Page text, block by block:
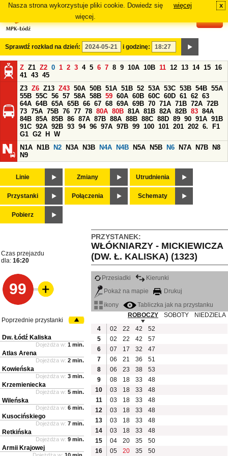
Nasza strona wykorzystuje pliki cookie. Dowiedz się
więcej.
więcej x
Sprawdź rozkład na dzień: i godzinę:
Z Z1 Z2 0 1 2 3 4 5 6 7 8 9 10A 10B 11 12 13 14 15 16
41 43 45
Z3 Z6 Z13 Z43 50A 50B 51A 51B 52 53A 53C 53B 54B 55A
55B 55C 56 57 58A 58B 59 60A 60B 60C 60D 61 62 63
64A 64B 65A 65B 66 67 68 69A 69B 70 71A 71B 72A 72B
73 75A 75B 76 77 78 80A 80B 81A 81B 82A 82B 83 84A
84B 85A 85B 86 87A 87B 88A 88B 88C 88D 89 90 91A 91B
91C 92A 92B 93 94 96 97A 97B 99 100 101 201 202 6.
F1
G1 G2 H
W
N1A
N1B N2 N3A N3B N4A N4B N5A N5B N6 N7A N7B
N8
N9
Linie Zmiany Utrudnienia
Przystanki Połączenia Schematy
Pobierz
PRZYSTANEK:
WŁÓKNIARZY - MICKIEWICZA
(DW. Ł. KALISKA) (1323)
Czas przejazdu
dla: 16:20
99
Przesiadki
Kierunki
Pokaż na mapie
Drukuj
ikony
Tabliczka jak na przystanku
ROBOCZY
SOBOTY
NIEDZIELA
4
02 22 42
52
5
02 22 42
57
6
07 17 32
47
7
06 21 36
51
8
06 23 38
53
9
08 18 33
48
10
03 18 33
48
11
03 18 33
48
12
03 18 33
48
13
03 18 33
48
14
03 18 33
48
15
04 20 35
50
16
05 20 35 50
Poprzednie przystanki
Dw. Łódź Kaliska
Dojeżdża w: 1 min.
Atlas Arena
Dojeżdża w: 2 min.
Kowieńska
Dojeżdża w: 3 min.
Krzemieniecka
Dojeżdża w: 5 min.
Wileńska
Dojeżdża w: 6 min.
Kusocińskiego
Dojeżdża w: 7 min.
Retkińska
Dojeżdża w: 9 min.
Armii Krajowej